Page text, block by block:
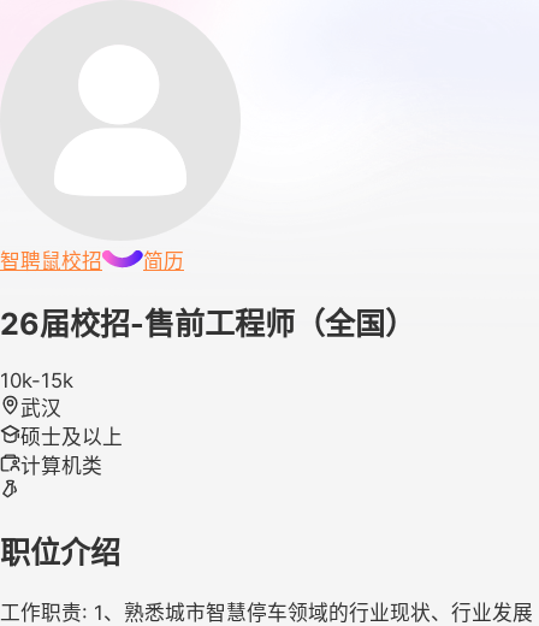
智聘鼠校招 简历
26届校招-售前工程师（全国）
10k-15k
武汉
硕士及以上
计算机类
职位介绍
工作职责: 1、熟悉城市智慧停车领域的行业现状、行业发展